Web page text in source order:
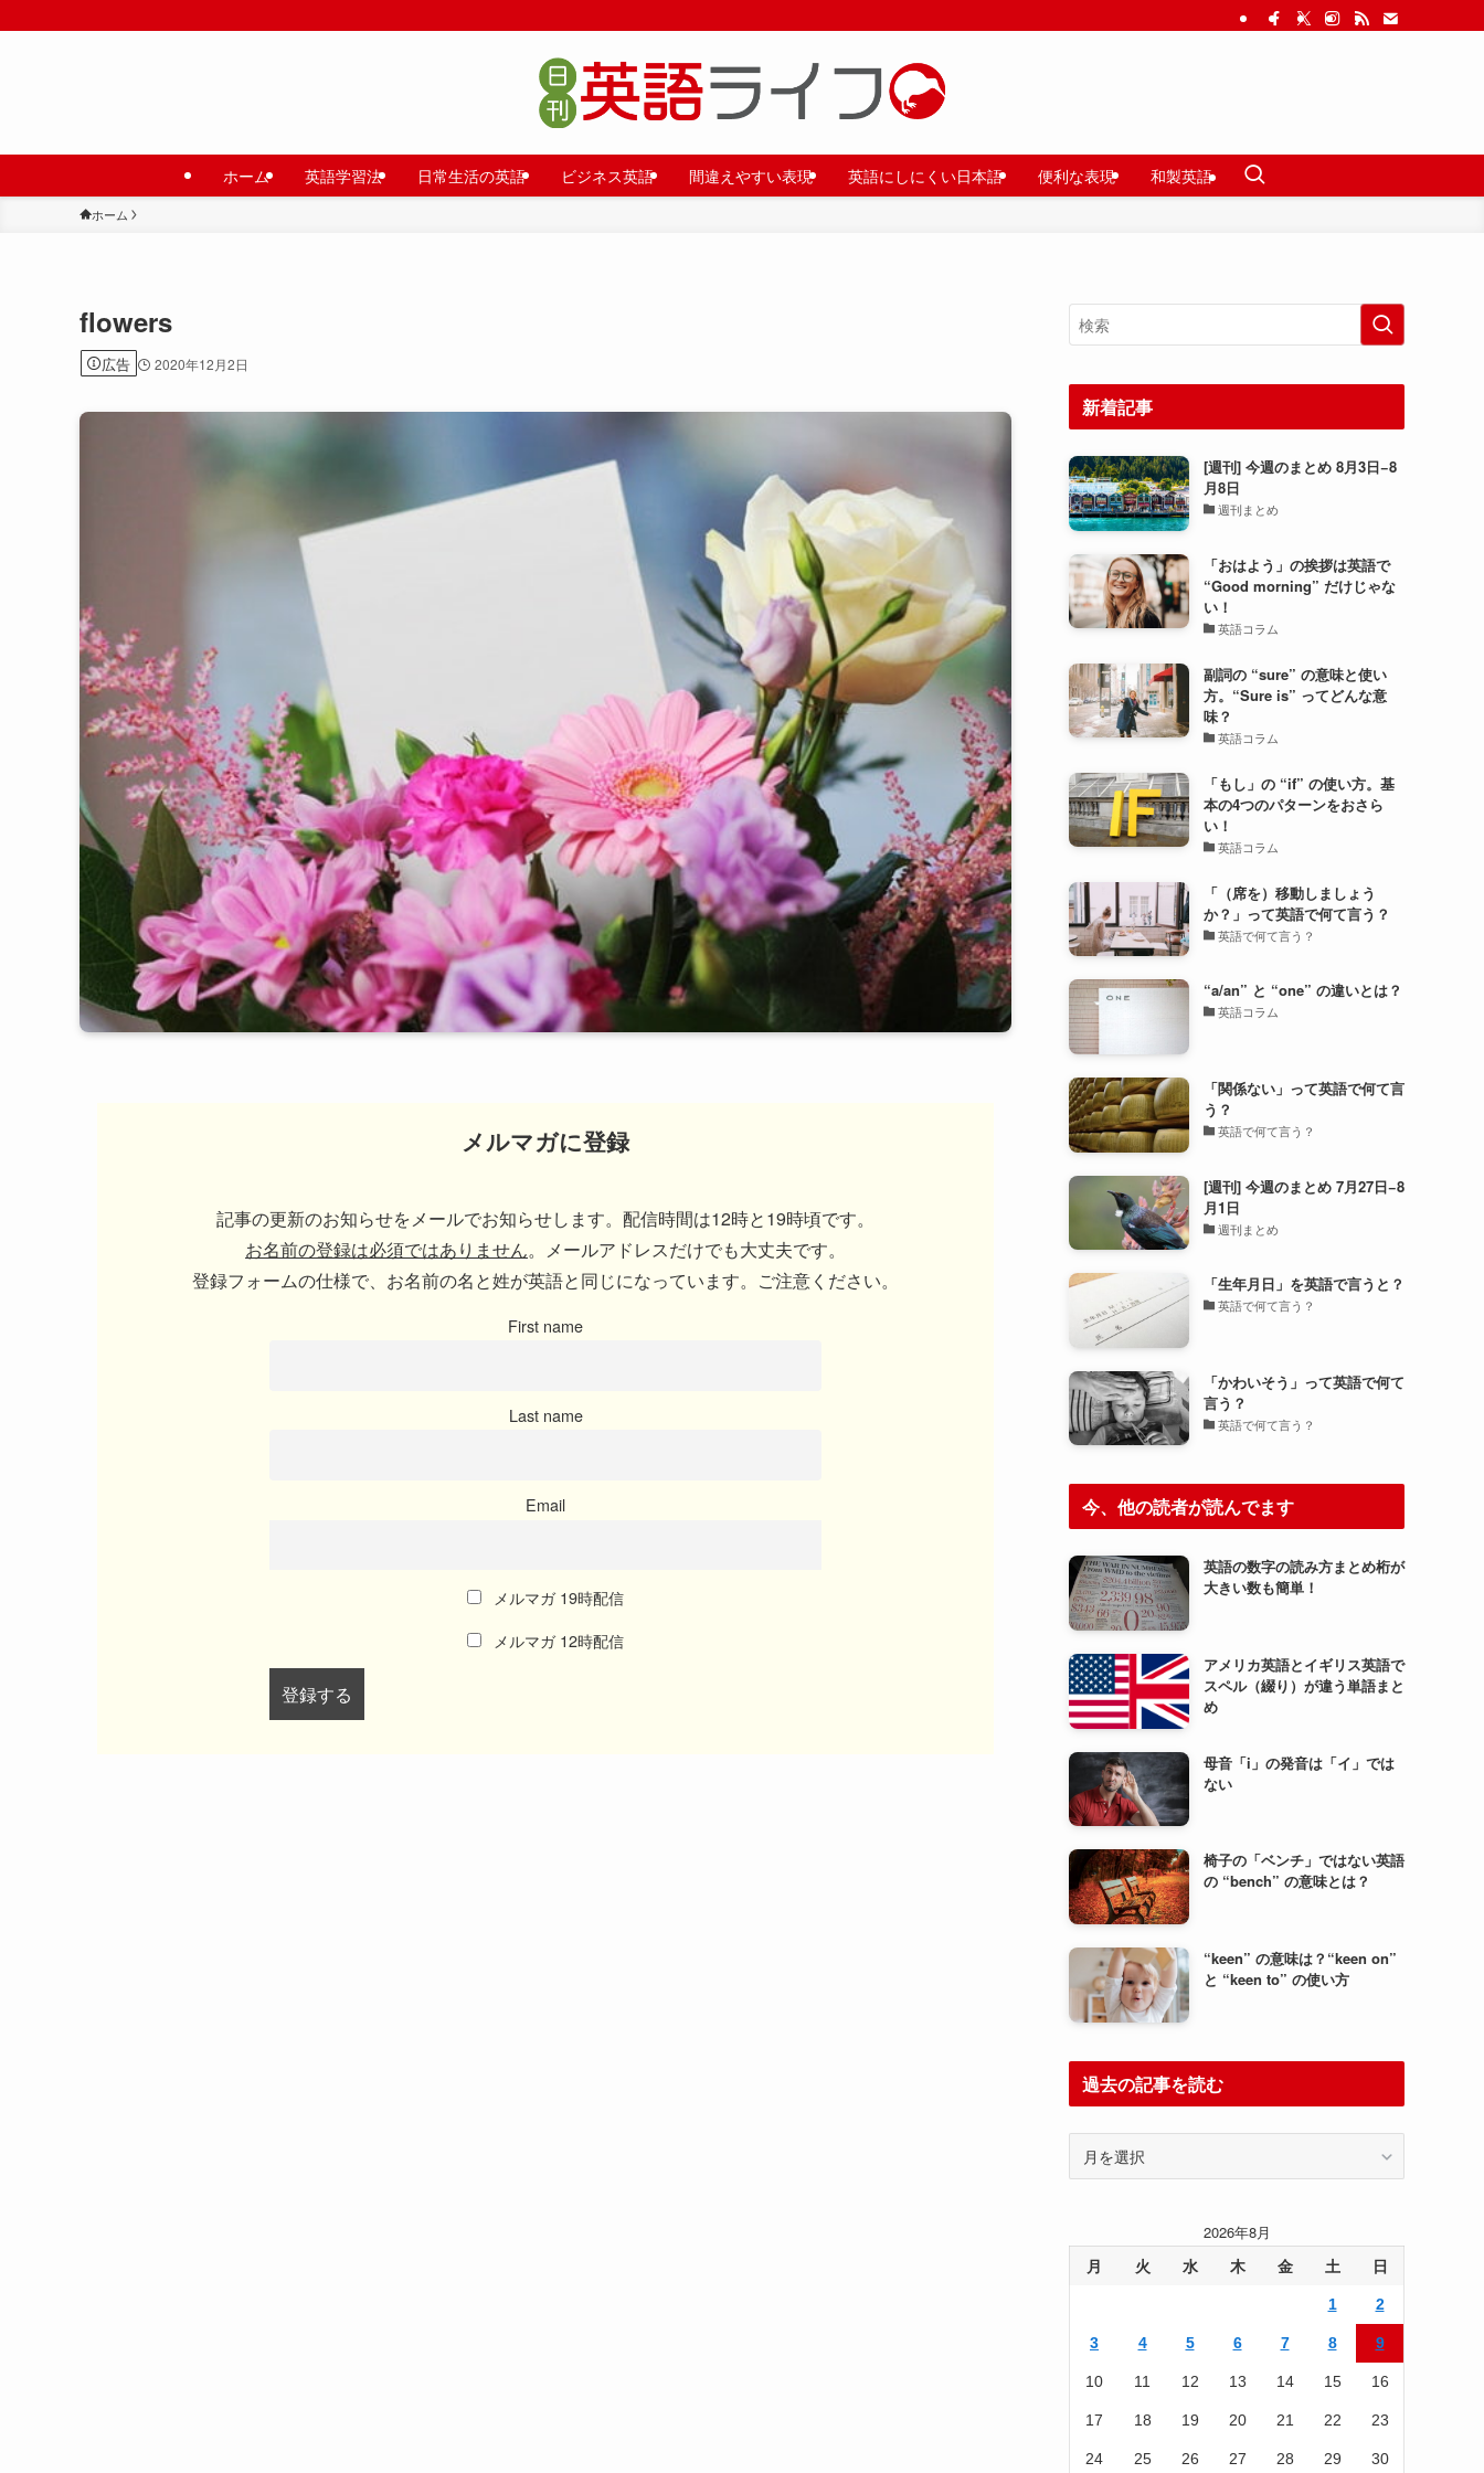
ホーム 英語学習法 日常生活の英語 ビジネス英語 間違えやすい表現 英語にしにくい日本語 便利な表現 和製英語
ホーム
flowers
広告 2020年12月2日
メルマガに登録
記事の更新のお知らせをメールでお知らせします。配信時間は12時と19時頃です。
お名前の登録は必須ではありません。メールアドレスだけでも大丈夫です。
登録フォームの仕様で、お名前の名と姓が英語と同じになっています。ご注意ください。
First name
Last name
Email
メルマガ 19時配信
メルマガ 12時配信
新着記事
[週刊] 今週のまとめ 8月3日−8
月8日
週刊まとめ
「おはよう」の挨拶は英語で
“Good morning” だけじゃな
い！
英語コラム
副詞の “sure” の意味と使い
方。“Sure is” ってどんな意
味？
英語コラム
「もし」の “if” の使い方。基
本の4つのパターンをおさら
い！
英語コラム
「（席を）移動しましょう
か？」って英語で何て言う？
英語で何て言う？
“a/an” と “one” の違いとは？
英語コラム
「関係ない」って英語で何て言
う？
英語で何て言う？
[週刊] 今週のまとめ 7月27日−8
月1日
週刊まとめ
「生年月日」を英語で言うと？
英語で何て言う？
「かわいそう」って英語で何て
言う？
英語で何て言う？
今、他の読者が読んでます
英語の数字の読み方まとめ桁が
大きい数も簡単！
アメリカ英語とイギリス英語で
スペル（綴り）が違う単語まと
め
母音「i」の発音は「イ」では
ない
椅子の「ベンチ」ではない英語
の “bench” の意味とは？
“keen” の意味は？“keen on”
と “keen to” の使い方
過去の記事を読む
事
2026年8月
月 火 水 木 金 土 日
1 2
3 4 5 6 7 8 9
10 11 12 13 14 15 16
17 18 19 20 21 22 23
24 25 26 27 28 29 30